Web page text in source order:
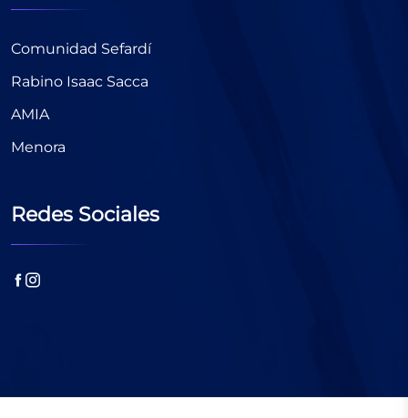
Comunidad Sefardí
Rabino Isaac Sacca
AMIA
Menora
Redes Sociales